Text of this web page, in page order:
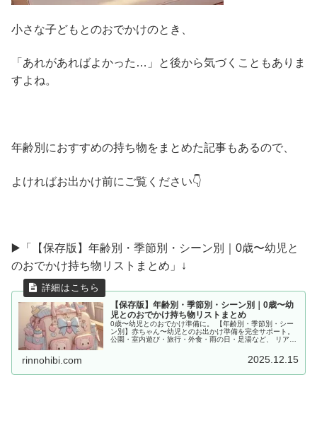
小さな子どもとのおでかけのとき、
「あれがあればよかった…」と後から気づくこともありま
すよね。
年齢別におすすめの持ち物をまとめた記事もあるので、
よければお出かけ前にご覧ください👇
▶️「【保存版】年齢別・季節別・シーン別｜0歳〜幼児と
のおでかけ持ち物リストまとめ」↓
【保存版】年齢別・季節別・シーン別｜0歳〜幼
児とのおでかけ持ち物リストまとめ
0歳〜幼児とのおでかけ準備に。 【年齢別・季節別・シー
ン別】赤ちゃん〜幼児とのお出かけ準備を完全サポート。
公園・室内遊び・旅行・外食・雨の日・足湯など、 リアル
rinnohibi.com 2025.12.15